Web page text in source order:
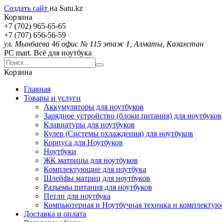
Создать сайт на Satu.kz
Корзина
+7 (702) 965-65-65
+7 (707) 656-56-59
ул. Мынбаева 46 офис № 115 этаж 1, Алматы, Казахстан
PC mart. Всё для ноутбука
Корзина
Главная
Товары и услуги
Аккумуляторы для ноутбуков
Зарядное устройство (блоки питания) для ноутбуков
Клавиатуры для ноутбуков
Кулер (Системы охлаждения) для ноутбуков
Корпуса для Ноутбуков
Ноутбуки
ЖК матрицы для ноутбуков
Комплектующие для ноутбука
Шлейфы матриц для ноутбуков
Разъемы питания для ноутбуков
Петли для ноутбука
Компьютерная и Ноутбучная техника и
Доставка и оплата